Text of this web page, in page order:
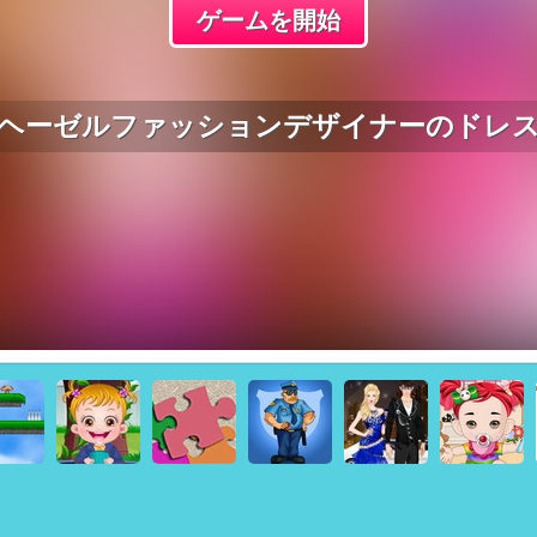
ゲームを開始
ーゼルファッションデザイナーのドレ